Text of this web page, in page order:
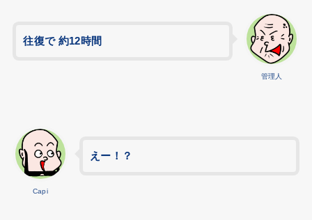
管理人
往復で 約12時間
Capi
えー！？